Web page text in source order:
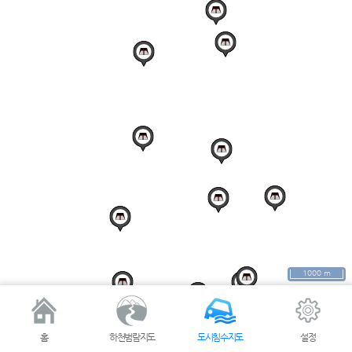
1000 m
홈 하천범람지도 도시침수지도 설정